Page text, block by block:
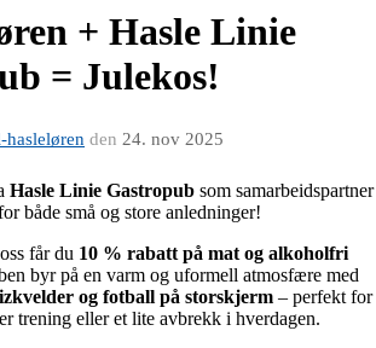
+ Hasle Linie
= Julekos!
hasleløren den 24. nov 2025
Hasle Linie Gastropub som samarbeidspartner
både små og store anledninger!
får du 10 % rabatt på mat og alkoholfri
byr på en varm og uformell atmosfære med
og fotball på storskjerm – perfekt for
trening eller et lite avbrekk i hverdagen.